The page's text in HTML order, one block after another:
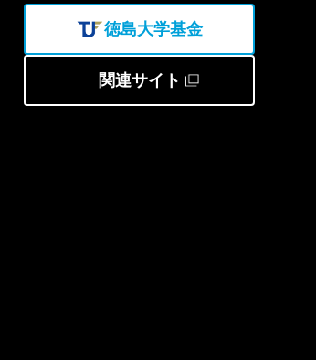
徳島大学基金
関連サイト